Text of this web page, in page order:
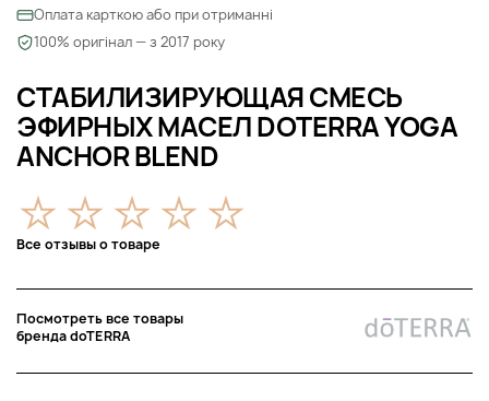
СТАБИЛИЗИРУЮЩАЯ СМЕСЬ
ЭФИРНЫХ МАСЕЛ DOTERRA YOGA
ANCHOR BLEND
Все отзывы о товаре
Посмотреть все товары
бренда doTERRA
Оплата карткою або при отриманні
100% оригінал — з 2017 року